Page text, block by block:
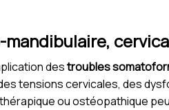
destroubles
tensions cervicales, des
ou ostéopathique